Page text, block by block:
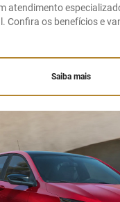
atendimento
Confira os benefícios e
Saiba mais